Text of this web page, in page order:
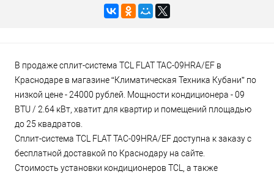
В продаже сплит-система TCL FLAT TAC-09HRA/EF в
Краснодаре в магазине “Климатическая Техника Кубани” по
низкой цене - 24000 рублей. Мощности кондиционера - 09
BTU / 2.64 кВт, хватит для квартир и помещений площадью
до 25 квадратов.
Сплит-система TCL FLAT TAC-09HRA/EF доступна к заказу с
бесплатной доставкой по Краснодару на сайте.
Стоимость установки кондиционеров TCL, а также